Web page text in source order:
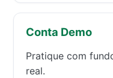
Conta Demo
Pratique com
real.